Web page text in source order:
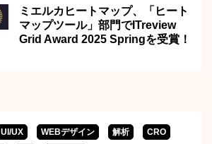
ミエルカヒートマップ、「ヒート
マップツール」部門でITreview
Grid Award 2025 Springを受賞！
UI/UX WEBデザイン 解析
CRO